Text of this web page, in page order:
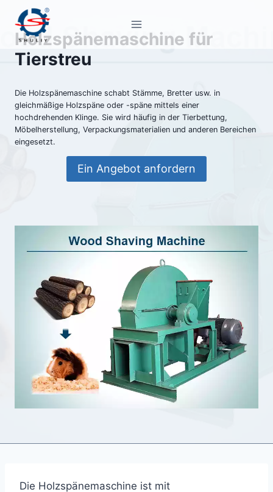
Inhalt
springen
Holzspänemaschine für
Tierstreu
Die Holzspänemaschine schabt Stämme, Bretter usw. in
gleichmäßige Holzspäne oder -späne mittels einer
hochdrehenden Klinge. Sie wird häufig in der Tierbettung,
Möbelherstellung, Verpackungsmaterialien und anderen Bereichen
eingesetzt.
Ein Angebot anfordern
Die Holzspänemaschine ist mit